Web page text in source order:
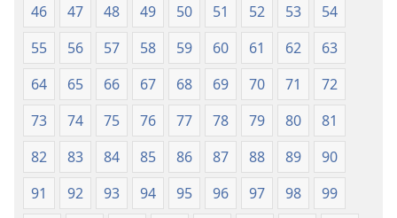
46
47 48 49 50 51 52 53
54
55
56 57 58 59 60 61 62
63
64
65 66 67 68 69 70 71
72
73
74 75 76 77 78 79 80
81
82
83 84 85 86 87 88 89
90
91
92 93 94 95 96 97 98
99